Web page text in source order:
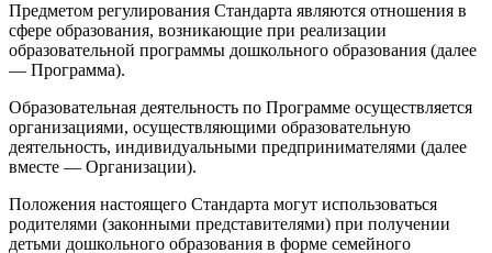
Предметом регулирования Стандарта являются отношения в
сфере образования, возникающие при реализации
образовательной программы дошкольного образования (далее
— Программа).
Образовательная деятельность по Программе осуществляется
организациями, осуществляющими образовательную
деятельность, индивидуальными предпринимателями (далее
вместе — Организации).
Положения настоящего Стандарта могут использоваться
родителями (законными представителями) при получении
детьми дошкольного образования в форме семейного